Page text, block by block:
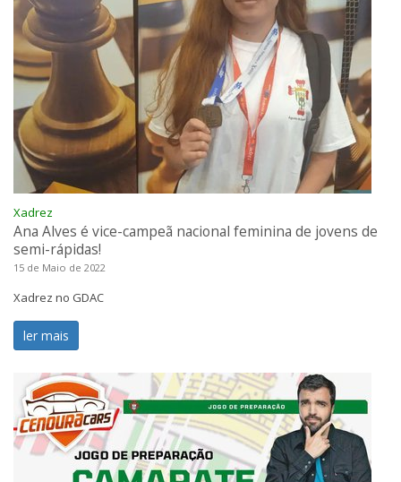
Xadrez
Ana Alves é vice-campeã nacional feminina de jovens de
semi-rápidas!
15 de Maio de 2022
Xadrez no GDAC
ler mais